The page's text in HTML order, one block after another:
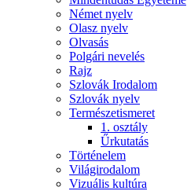
Német nyelv
Olasz nyelv
Olvasás
Polgári nevelés
Rajz
Szlovák Irodalom
Szlovák nyelv
Természetismeret
1. osztály
Űrkutatás
Történelem
Világirodalom
Vizuális kultúra